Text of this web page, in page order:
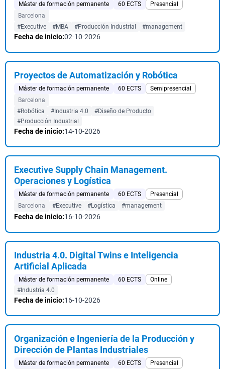
Máster de formación permanente 60 ECTS
Presencial
Barcelona
#Executive
#MBA #Producción Industrial #management
Fecha de inicio:02-10-2026
Proyectos de Automatización y Robótica
Máster de formación permanente 60 ECTS
Semipresencial
Barcelona
#Robótica
#Industria 4.0
#Diseño de Producto
#Producción Industrial
Fecha de inicio:14-10-2026
Executive Supply Chain Management.
Operaciones y Logística
Máster de formación permanente 60 ECTS
Presencial
Barcelona
#Executive #Logística #management
Fecha de inicio:16-10-2026
Industria 4.0. Digital Twins e Inteligencia
Artificial Aplicada
Máster de formación permanente 60 ECTS
Online
#Industria 4.0
Fecha de inicio:16-10-2026
Organización e Ingeniería de la Producción y
Dirección de Plantas Industriales
Máster de formación permanente 60 ECTS
Presencial